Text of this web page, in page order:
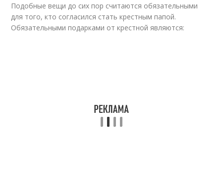
Подобные вещи до сих пор считаются обязательными
для того, кто согласился стать крестным папой.
Обязательными подарками от крестной являются: